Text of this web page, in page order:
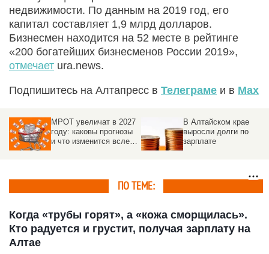
недвижимости. По данным на 2019 год, его
капитал составляет 1,9 млрд долларов.
Бизнесмен находится на 52 месте в рейтинге
«200 богатейших бизнесменов России 2019»,
отмечает ura.news.
Подпишитесь на Алтапресс в Телеграме и в Max
МРОТ увеличат в 2027
году: каковы прогнозы
и что изменится вслед
В Алтайском крае
выросли долги по
зарплате
ПО ТЕМЕ:
Когда «трубы горят», а «кожа сморщилась».
Кто радуется и грустит, получая зарплату на
Алтае